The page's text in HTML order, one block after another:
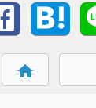
home